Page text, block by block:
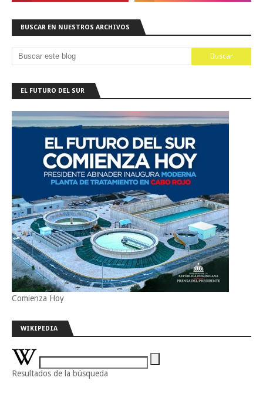
BUSCAR EN NUESTROS ARCHIVOS
EL FUTURO DEL SUR
Comienza Hoy
WIKIPEDIA
Resultados de la búsqueda